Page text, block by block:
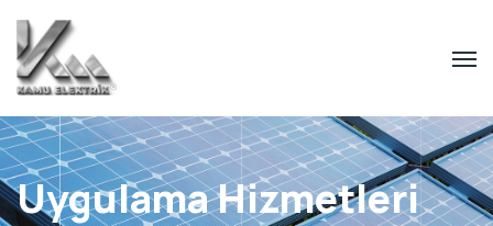
Uygulama Hizmetleri